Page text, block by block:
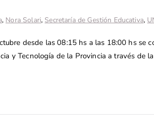
, Nora Solari, Secretaría de Gestión Educativa,
desde las 08:15 hs a las 18:00 hs
y Tecnología de la Provincia a través de